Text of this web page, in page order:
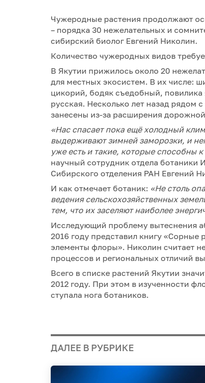
Чужеродные растения продолжают
– порядка 30 нежелательных и
сибирский биолог Евгений Николин.
Количество чужеродных видов
В Якутии прижилось около 20
для местных экосистем. В их числе:
цикорий, бодяк съедобный,
русская. Несколько лет назад
занесены из-за расширения
«Нас спасает пока ещё холодный
выдерживают зимней заморозки, и
уже есть и такие, которые способны
научный сотрудник отдела ботаники
Сибирского отделения РАН Евгений
И как отмечает ботаник: «Не столь
ведения сельскохозяйственных
тем, что их заселяют наиболее
Исследующий проблему вытеснения
2016 году представил книгу
элементы флоры». Николин считает
процессов и региональных отличий
Всего в списке растений Якутии
2012 году. При этом в изученности
ступала нога ботаников.
ДАЛЕЕ В РУБРИКЕ